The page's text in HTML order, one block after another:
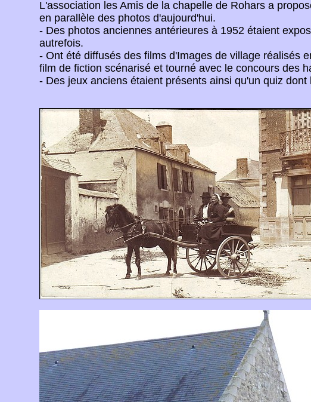
L'association les Amis de la chapelle de Rohars a
en parallèle des photos d'aujourd'hui.
- Des photos anciennes antérieures à 1952 étaient
autrefois.
- Ont été diffusés des films d'Images de village réalisés
film de fiction scénarisé et tourné avec le concours des
- Des jeux anciens étaient présents ainsi qu'un quiz